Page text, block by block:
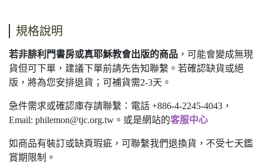
規格說明
若非腓利門書房或真耶穌教會出版的商品 ，可能會變成無現
貨但可下單，建議下單前請先告知聯繫。若確認缺貨或絕
版，將為您安排退貨；可補貨需2-3天。
急件需求或確認庫存請聯繫：電話 +886-4-2245-4043，
Email: philemon@tjc.org.tw 。或是網站的客服中心
如商品有裝訂或缺頁瑕疵，可聯繫我們退換貨，不受七天鑑
賞期限制。